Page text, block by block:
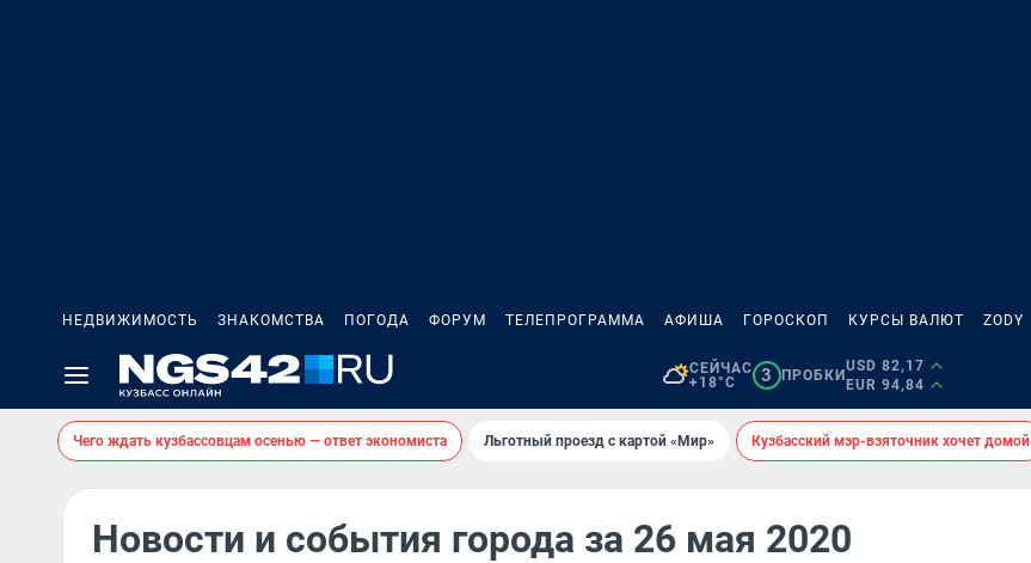
НЕДВИЖИМОСТЬ ЗНАКОМСТВА ПОГОДА ФОРУМ ТЕЛЕПРОГРАММА АФИША ГОРОСКОП КУРСЫ ВАЛЮТ ZODY
СЕЙЧАС
+18°C
3 ПРОБКИ
USD 82,17
EUR 94,84
Чего ждать кузбассовцам осенью — ответ экономиста Льготный проезд с картой «Мир» Кузбасский мэр-взяточник хочет домой
Новости и события города за 26 мая 2020